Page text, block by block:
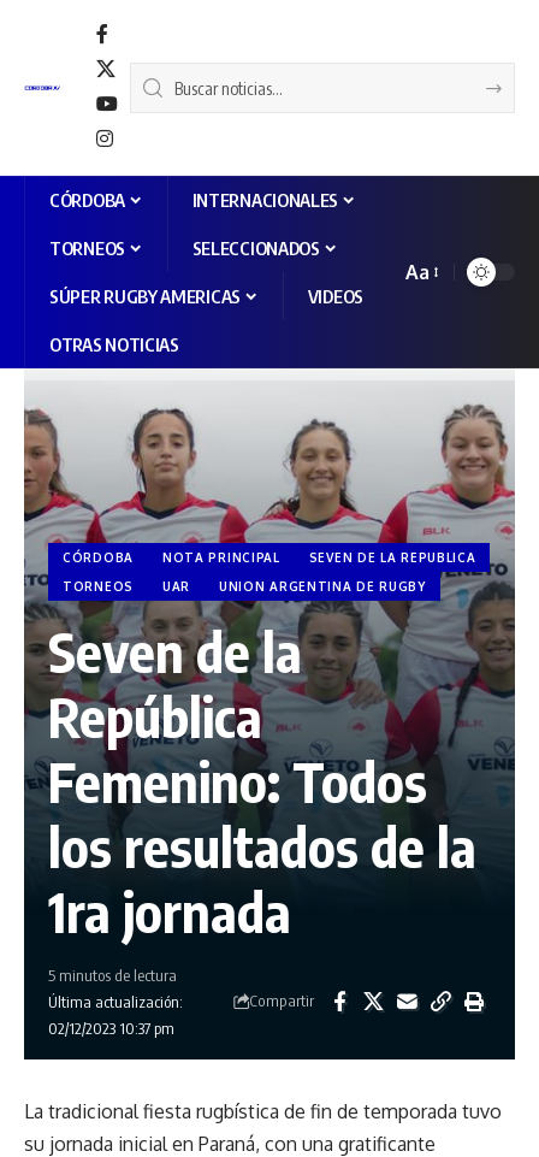
CÓRDOBA INTERNACIONALES
TORNEOS SELECCIONADOS
SÚPER RUGBY AMERICAS VIDEOS
OTRAS NOTICIAS
Aa
CÓRDOBA NOTA PRINCIPAL
SEVEN DE LA REPUBLICA
TORNEOS
UAR UNION ARGENTINA DE RUGBY
Seven de la
República
Femenino: Todos
los resultados de la
1ra jornada
Última actualización:
02/12/2023 10:37 pm
5 minutos de lectura
Compartir
La tradicional fiesta rugbística de fin de temporada tuvo
su jornada inicial en Paraná, con una gratificante